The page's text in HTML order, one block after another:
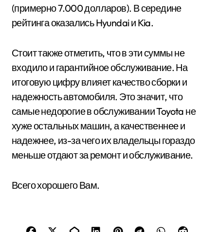
(примерно 7.000 долларов). В середине
рейтинга оказались Hyundai и Kia.
Стоит также отметить, что в эти суммы не
входило и гарантийное обслуживание. На
итоговую цифру влияет качество сборки и
надежность автомобиля. Это значит, что
самые недорогие в обслуживании Toyota не
хуже остальных машин, а качественнее и
надежнее, из-за чего их владельцы гораздо
меньше отдают за ремонт и обслуживание.
Всего хорошего Вам.